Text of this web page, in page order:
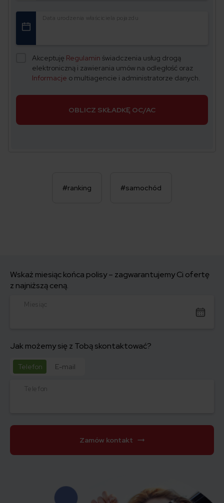
Data urodzenia właściciela pojazdu
Akceptuję Regulamin świadczenia usług drogą
elektroniczną i zawierania umów na odległość oraz
Informacje o multiagencie i administratorze danych.
OBLICZ SKŁADKĘ OC/AC
#ranking #samochód
Wskaż miesiąc końca polisy – zagwarantujemy Ci ofertę
z najniższą ceną.
Miesiąc
Jak możemy się z Tobą skontaktować?
Telefon E-mail
Telefon
Zamów kontakt